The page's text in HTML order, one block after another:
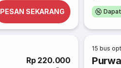
PESAN SEKARANG
Rp 220.000
15 bus